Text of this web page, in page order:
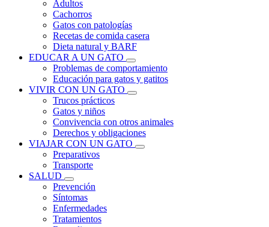
Adultos
Cachorros
Gatos con patologías
Recetas de comida casera
Dieta natural y BARF
EDUCAR A UN GATO
Problemas de comportamiento
Educación para gatos y gatitos
VIVIR CON UN GATO
Trucos prácticos
Gatos y niños
Convivencia con otros animales
Derechos y obligaciones
VIAJAR CON UN GATO
Preparativos
Transporte
SALUD
Prevención
Síntomas
Enfermedades
Tratamientos